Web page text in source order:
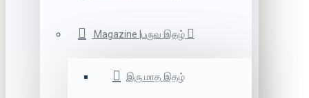
Magazine |பருவ இதழ்
இரு மாத இதழ்